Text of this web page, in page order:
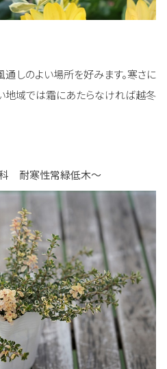
しのよい場所を好みます。寒さに
地域では霜にあたらなければ越冬
科 耐寒性常緑低木～